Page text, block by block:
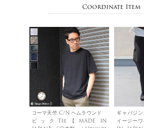
Coordinate Item
コーマ天竺 C/N ヘムラウンド
ビックTee【MADE IN
ギャバジ
イージー